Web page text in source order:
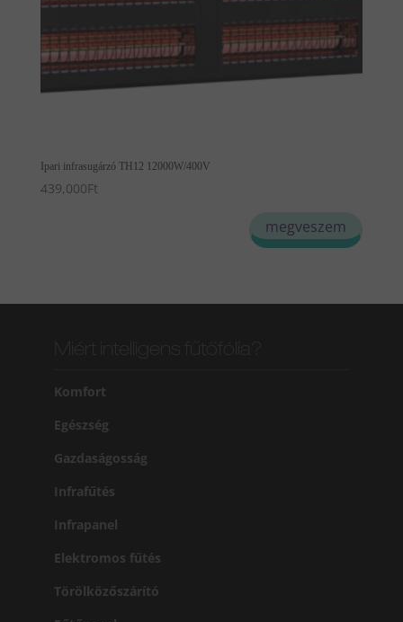
Ipari infrasugárzó TH12 12000W/400V
439,000Ft
megveszem
Komfort
Egészség
Gazdaságosság
Infrafűtés
Infrapanel
Elektromos fűtés
Törölközőszárító